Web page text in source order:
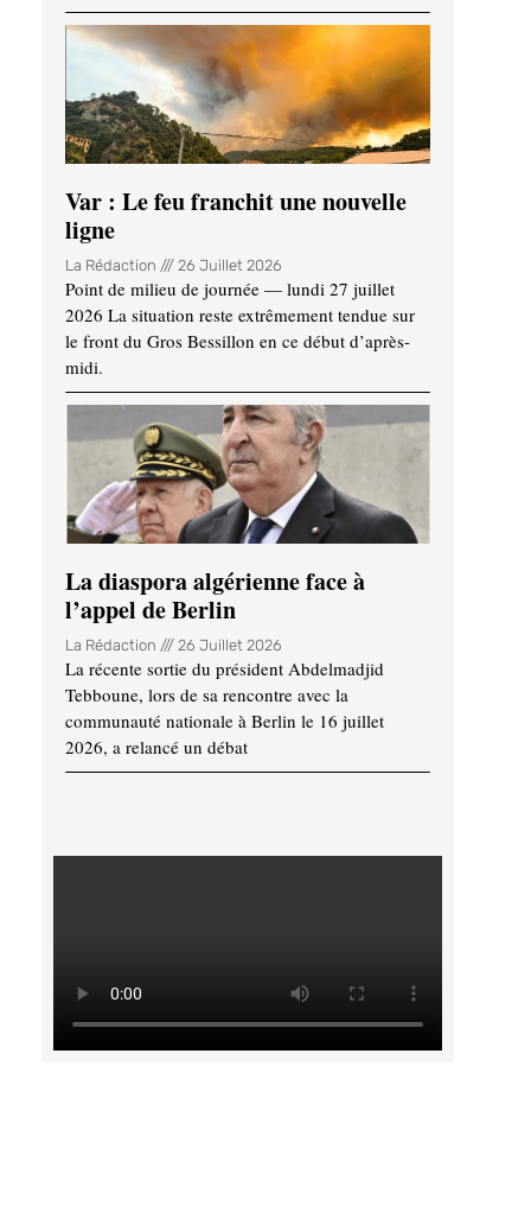
Var : Le feu franchit une nouvelle
ligne
La Rédaction 26 Juillet 2026
Point de milieu de journée — lundi 27 juillet
2026 La situation reste extrêmement tendue sur
le front du Gros Bessillon en ce début d’après-
midi.
La diaspora algérienne face à
l’appel de Berlin
La Rédaction 26 Juillet 2026
La récente sortie du président Abdelmadjid
Tebboune, lors de sa rencontre avec la
communauté nationale à Berlin le 16 juillet
2026, a relancé un débat